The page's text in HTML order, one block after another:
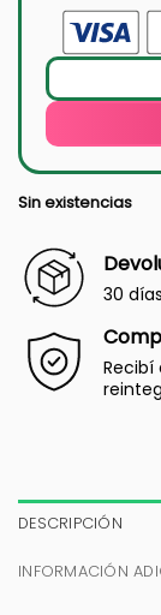
Sin existencias
30
DESCRIPCIÓN
INFORMACIÓN